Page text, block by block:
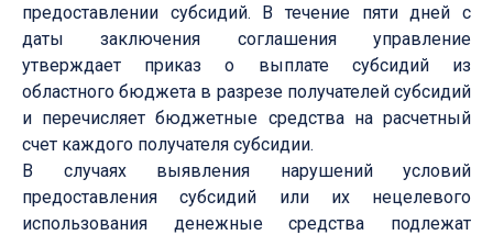
предоставлении субсидий. В течение пяти дней с
даты заключения соглашения управление
утверждает приказ о выплате субсидий из
областного бюджета в разрезе получателей субсидий
и перечисляет бюджетные средства на расчетный
счет каждого получателя субсидии.
В случаях выявления нарушений условий
предоставления субсидий или их нецелевого
использования денежные средства подлежат